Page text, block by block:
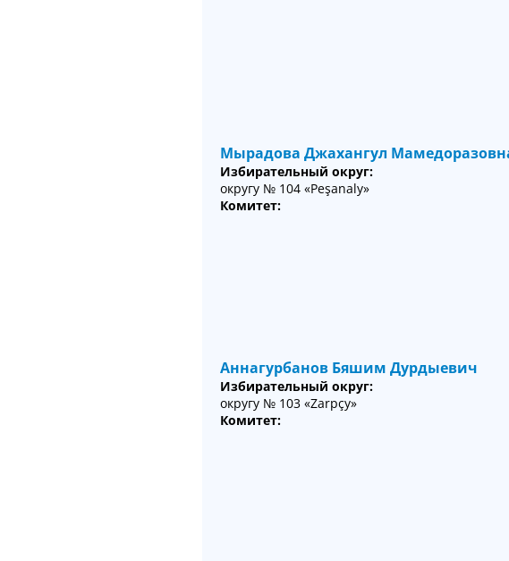
Мырадова Джахангул
Избирательный округ:
округу № 104 «Peşanaly»
Комитет:
Аннагурбанов Бяшим Дурдыевич
Избирательный округ:
округу № 103 «Zarpçy»
Комитет: